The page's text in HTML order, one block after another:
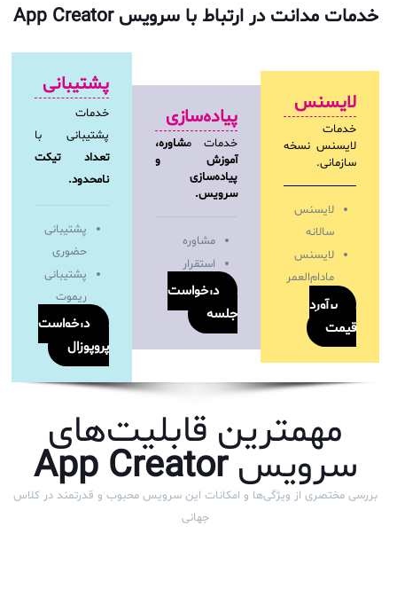
خدمات مدانت در ارتباط با سرویسApp Creator
لایسنس
خدمات
لایسنس نسخه
سازمانی.
لایسنس
سالانه
لایسنس
مادام‌العمر
برآورد
قیمت
پیاده‌سازی
خدمات مشاوره،
آموزش و
پیاده‌سازی
سرویس.
مشاوره
استقرار
درخواست
جلسه
پشتیبانی
خدمات
پشتیبانی با
تعداد تیکت
نامحدود.
پشتیبانی
حضوری
پشتیبانی
ریموت
درخواست
پروپوزال
مهمترین قابلیت‌های
سرویسApp Creator
بررسی مختصری از ویژگی‌ها و امکانات این سرویس محبوب و قدرتمند در کلاس
جهانی